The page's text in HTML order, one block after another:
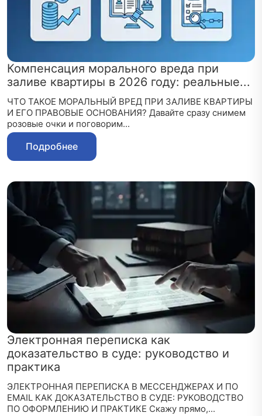
Компенсация морального вреда при
заливе квартиры в 2026 году: реальные...
ЧТО ТАКОЕ МОРАЛЬНЫЙ ВРЕД ПРИ ЗАЛИВЕ КВАРТИРЫ
И ЕГО ПРАВОВЫЕ ОСНОВАНИЯ? Давайте сразу снимем
розовые очки и поговорим...
Подробнее
Электронная переписка как
доказательство в суде: руководство и
практика
ЭЛЕКТРОННАЯ ПЕРЕПИСКА В МЕССЕНДЖЕРАХ И ПО
EMAIL КАК ДОКАЗАТЕЛЬСТВО В СУДЕ: РУКОВОДСТВО
ПО ОФОРМЛЕНИЮ И ПРАКТИКЕ Скажу прямо,...